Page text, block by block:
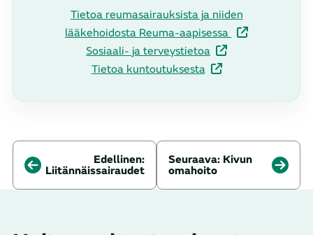
Mitkä asiat motivoivat sinua sitoutumaan
sairautesi hoitoon?
Tietoa reumasairauksista ja niiden
lääkehoidosta Reuma-aapisessa
Sosiaali- ja terveystietoa
Tietoa kuntoutuksesta
Edellinen:
Liitännäissairaudet
Seuraava: Kivun
omahoito